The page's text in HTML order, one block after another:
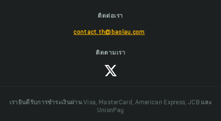
ติดต่อเรา
contact.th@baolau.com
ติดตามเรา
เรายินดีรับการชำระเงินผ่าน Visa, MasterCard, American Express, JCB และ
UnionPay